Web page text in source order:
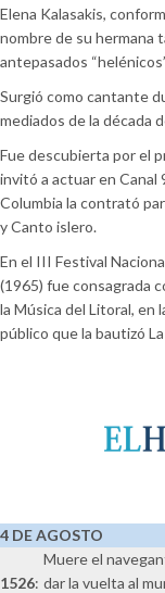
Elena Kalasakis,
nombre de su hermana
antepasados
Surgió como cantante
mediados de la década
Fue descubierta por el
invitó a actuar en Canal
Columbia la contrató
y Canto islero.
En el III Festival
(1965) fue consagrada
la Música del Litoral, en
público que la bautizó
4 DE AGOSTO
1526:
Muere el
dar la vuelta al